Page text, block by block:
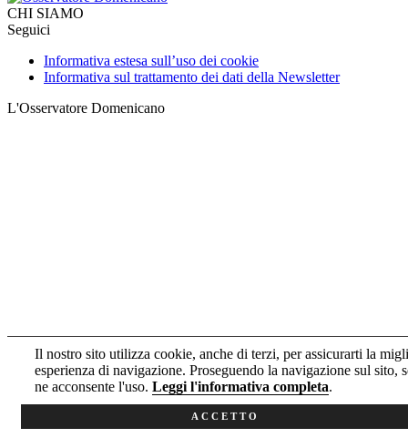
Il nostro sito utilizza cookie, anche di terzi, per assicurarti la
esperienza di navigazione. Proseguendo la navigazione sul sito,
ne acconsente l'uso. Leggi l'informativa completa.
ACCETTO
CHI SIAMO
Seguici
Informativa estesa sull’uso dei cookie
Informativa sul trattamento dei dati della Newsletter
L'Osservatore Domenicano